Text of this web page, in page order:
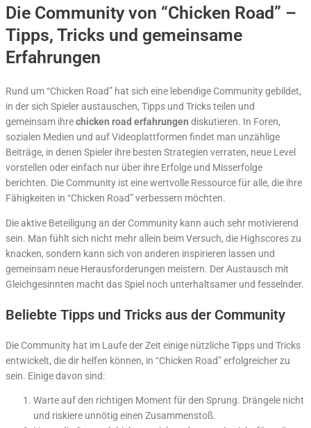
Die Community von “Chicken Road” –
Tipps, Tricks und gemeinsame
Erfahrungen
Rund um “Chicken Road” hat sich eine lebendige Community gebildet,
in der sich Spieler austauschen, Tipps und Tricks teilen und
gemeinsam ihrechicken road erfahrungen diskutieren. In Foren,
sozialen Medien und auf Videoplattformen findet man unzählige
Beiträge, in denen Spieler ihre besten Strategien verraten, neue Level
vorstellen oder einfach nur über ihre Erfolge und Misserfolge
berichten. Die Community ist eine wertvolle Ressource für alle, die ihre
Fähigkeiten in “Chicken Road” verbessern möchten.
Die aktive Beteiligung an der Community kann auch sehr motivierend
sein. Man fühlt sich nicht mehr allein beim Versuch, die Highscores zu
knacken, sondern kann sich von anderen inspirieren lassen und
gemeinsam neue Herausforderungen meistern. Der Austausch mit
Gleichgesinnten macht das Spiel noch unterhaltsamer und fesselnder.
Beliebte Tipps und Tricks aus der Community
Die Community hat im Laufe der Zeit einige nützliche Tipps und Tricks
entwickelt, die dir helfen können, in “Chicken Road” erfolgreicher zu
sein. Einige davon sind:
Warte auf den richtigen Moment für den Sprung. Drängele nicht
und riskiere unnötig einen Zusammenstoß.